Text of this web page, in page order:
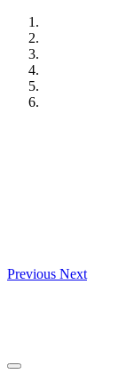
Skip
content
Previous Next